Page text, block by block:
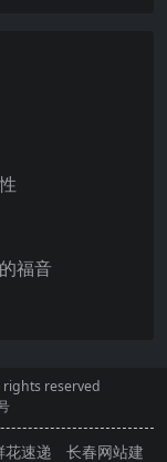
福音
reserved
花速递 长春网站建